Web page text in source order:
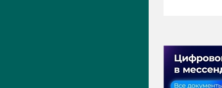
ПРЕСС-ЦЕНТР
Актуально